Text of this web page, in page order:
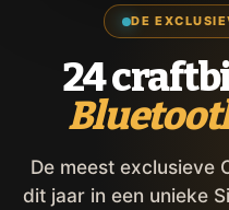
DE
24
De meest exclusieve
dit jaar in een unieke